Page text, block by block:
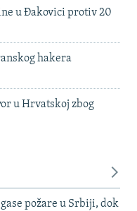
u Đakovici protiv 20
hakera
u Hrvatskoj zbog
požare u Srbiji, dok